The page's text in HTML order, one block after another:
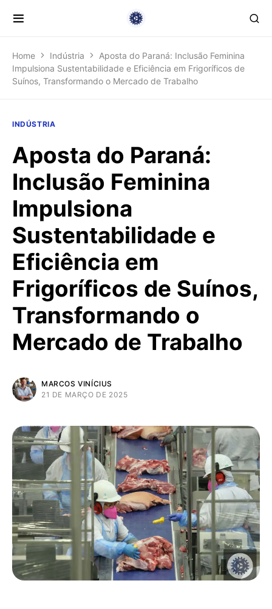
Home Indústria
Aposta do Paraná: Inclusão Feminina
Impulsiona Sustentabilidade e Eficiência em Frigoríficos de
Suínos, Transformando o Mercado de Trabalho
INDÚSTRIA
Aposta do Paraná:
Inclusão Feminina
Impulsiona
Sustentabilidade e
Eficiência em
Frigoríficos de Suínos,
Transformando o
Mercado de Trabalho
MARCOS VINÍCIUS
21 DE MARÇO DE 2025